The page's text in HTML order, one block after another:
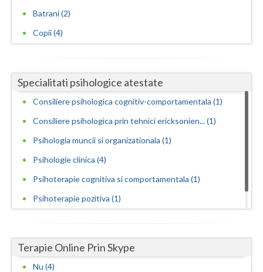
Batrani (2)
Copii (4)
Specialitati psihologice atestate
Consiliere psihologica cognitiv-comportamentala (1)
Consiliere psihologica prin tehnici ericksonien... (1)
Psihologia muncii si organizationala (1)
Psihologie clinica (4)
Psihoterapie cognitiva si comportamentala (1)
Psihoterapie pozitiva (1)
Terapie Online Prin Skype
Nu (4)